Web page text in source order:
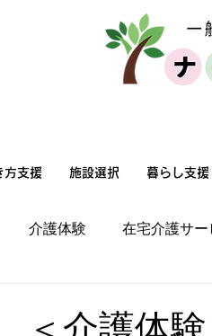
方支援 施設選択 暮らし支援
介護体験 在宅介護サー
＜介護体